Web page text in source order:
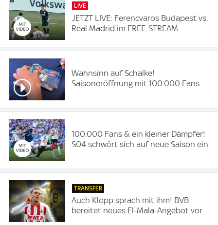
LIVE
JETZT LIVE: Ferencvaros Budapest vs.
Real Madrid im FREE-STREAM
Wahnsinn auf Schalke!
Saisoneröffnung mit 100.000 Fans
100.000 Fans & ein kleiner Dämpfer!
S04 schwört sich auf neue Saison ein
TRANSFER
Auch Klopp sprach mit ihm! BVB
bereitet neues El-Mala-Angebot vor